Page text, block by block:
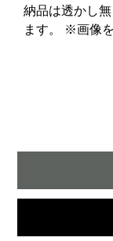
納品は透かし
ます。 ※画像